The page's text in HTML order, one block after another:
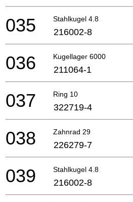
Stahlkugel 4.8
035 216002-8
Kugellager 6000
036 211064-1
Ring 10
037 322719-4
Zahnrad 29
038 226279-7
Stahlkugel 4.8
039 216002-8